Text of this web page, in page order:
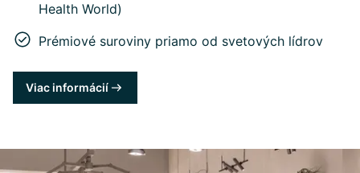
Health World)
Prémiové suroviny priamo od svetových lídrov
Viac informácií